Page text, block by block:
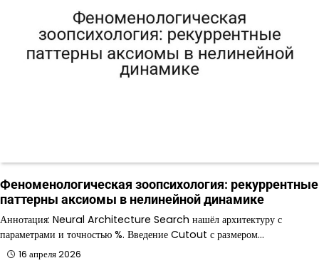
Феноменологическая зоопсихология: рекуррентные
паттерны аксиомы в нелинейной динамике
Аннотация: Neural Architecture Search нашёл архитектуру с
параметрами и точностью %. Введение Cutout с размером…
16 апреля 2026